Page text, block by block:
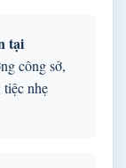
tại
công sở,
tiệc nhẹ